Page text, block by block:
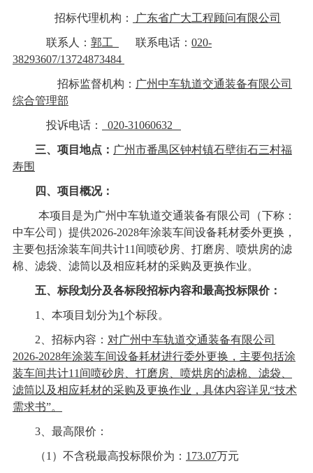
招标代理机构： 广东省广大工程顾问有限公司
联系人： 郭工 联系电话： 020-
38293607/13724873484
招标监督机构： 广州中车轨道交通装备有限公司
综合管理部
投诉电话： 020-31060632
三、项目地点： 广州市番禺区钟村镇石壁街石三村福
寿围
四、项目概况：
本项目是为广州中车轨道交通装备有限公司（下称：
中车公司）提供2026-2028年涂装车间设备耗材委外更换 ，
主要包括涂装车间共计11间喷砂房、打磨房、喷烘房的滤
棉、滤袋、滤筒以及相应耗材的采购及更换作业。
五、标段划分及各标段招标内容和最高投标限价：
1、本项目划分为1个标段。
2、招标内容： 对广州中车轨道交通装备有限公司
2026-2028年涂装车间设备耗材进行委外更换 ， 主要包括涂
装车间共计11间喷砂房、打磨房、喷烘房的滤棉、滤袋、
滤筒以及相应耗材的采购及更换作业 ，具体内容详见“技术
需求书”。
3、 最高限价：
（1）不含税最高投标限价为： 173.07万元